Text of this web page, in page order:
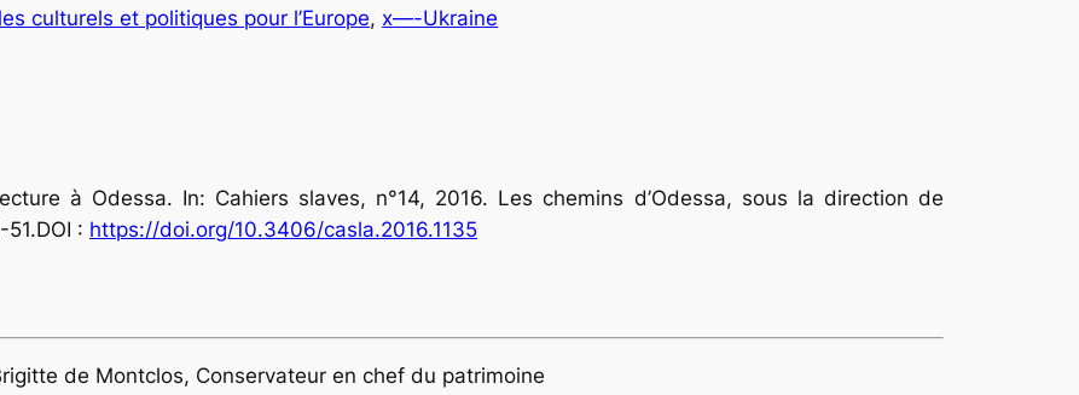
culturels et politiques pour l’Europe, x—-Ukraine
à Odessa. In: Cahiers slaves, n°14, 2016. Les chemins d’Odessa, sous la direction de
: https://doi.org/10.3406/casla.2016.1135
de Montclos, Conservateur en chef du patrimoine